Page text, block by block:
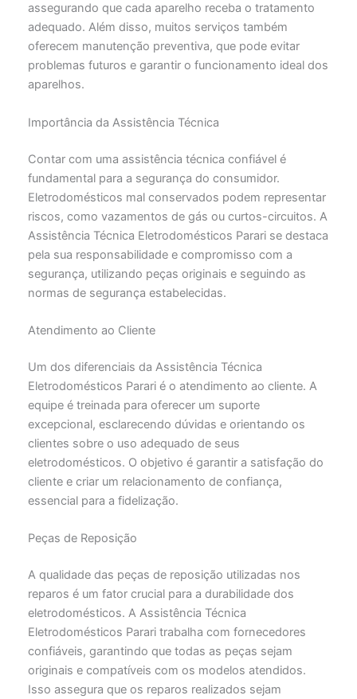
assegurando que cada aparelho receba o tratamento
adequado. Além disso, muitos serviços também
oferecem manutenção preventiva, que pode evitar
problemas futuros e garantir o funcionamento ideal dos
aparelhos.
Importância da Assistência Técnica
Contar com uma assistência técnica confiável é
fundamental para a segurança do consumidor.
Eletrodomésticos mal conservados podem representar
riscos, como vazamentos de gás ou curtos-circuitos. A
Assistência Técnica Eletrodomésticos Parari se destaca
pela sua responsabilidade e compromisso com a
segurança, utilizando peças originais e seguindo as
normas de segurança estabelecidas.
Atendimento ao Cliente
Um dos diferenciais da Assistência Técnica
Eletrodomésticos Parari é o atendimento ao cliente. A
equipe é treinada para oferecer um suporte
excepcional, esclarecendo dúvidas e orientando os
clientes sobre o uso adequado de seus
eletrodomésticos. O objetivo é garantir a satisfação do
cliente e criar um relacionamento de confiança,
essencial para a fidelização.
Peças de Reposição
A qualidade das peças de reposição utilizadas nos
reparos é um fator crucial para a durabilidade dos
eletrodomésticos. A Assistência Técnica
Eletrodomésticos Parari trabalha com fornecedores
confiáveis, garantindo que todas as peças sejam
originais e compatíveis com os modelos atendidos.
Isso assegura que os reparos realizados sejam